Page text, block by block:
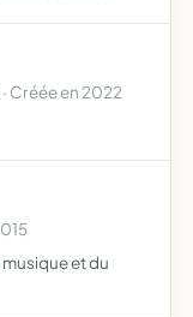
Créée en 2022
et du